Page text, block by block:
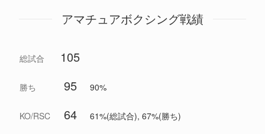
アマチュアボクシング戦績
総試合 105
勝ち 95 90%
KO/RSC 64 61%(総試合), 67%(勝ち)